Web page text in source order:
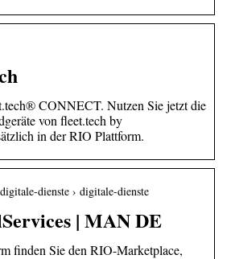
CONNECT. Nutzen Sie jetzt die
von fleet.tech by
in der RIO Plattform.
dienste › digitale-dienste
| MAN DE
finden Sie den RIO-Marketplace,